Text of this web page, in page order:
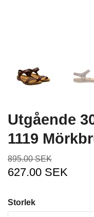
Utgående
1119
895.00 SEK
627.00 SEK
Storlek